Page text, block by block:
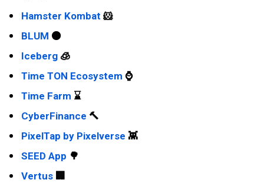
Hamster Kombat 🐹
BLUM ⚫
Iceberg 🧊
Time TON Ecosystem ⌚
Time Farm ⌛
CyberFinance 🔨
PixelTap by Pixelverse 👾
SEED App 🌳
Vertus 🏢